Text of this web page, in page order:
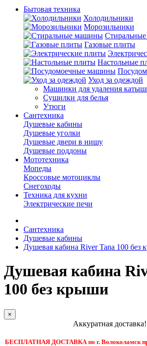
Бытовая техника
Холодильники
Морозильники
Газовые плиты
Настольные
Уход за одеждой
Машинки для удаления
Сушилки для белья
Утюги
Сантехника
Душевые кабины
Душевые уголки
Душевые двери в нишу
Душевые поддоны
Мототехника
Мопеды
Кроссовые мотоциклы
Снегоходы
Техника для кухни
Электрические печи
Сантехника
Душевые кабины
Душевая кабина River Tana 100 без
Душевая кабина
100 без крыши
×
Аккуратная доставка!
БЕСПЛАТНАЯ ДОСТАВКА по г. Волоколамск